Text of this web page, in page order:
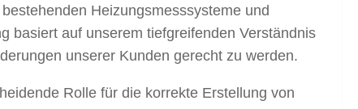
Heizungsmesssysteme und
basiert auf unserem tiefgreifenden Verständnis
unserer Kunden gerecht zu werden.
Rolle für die korrekte Erstellung von